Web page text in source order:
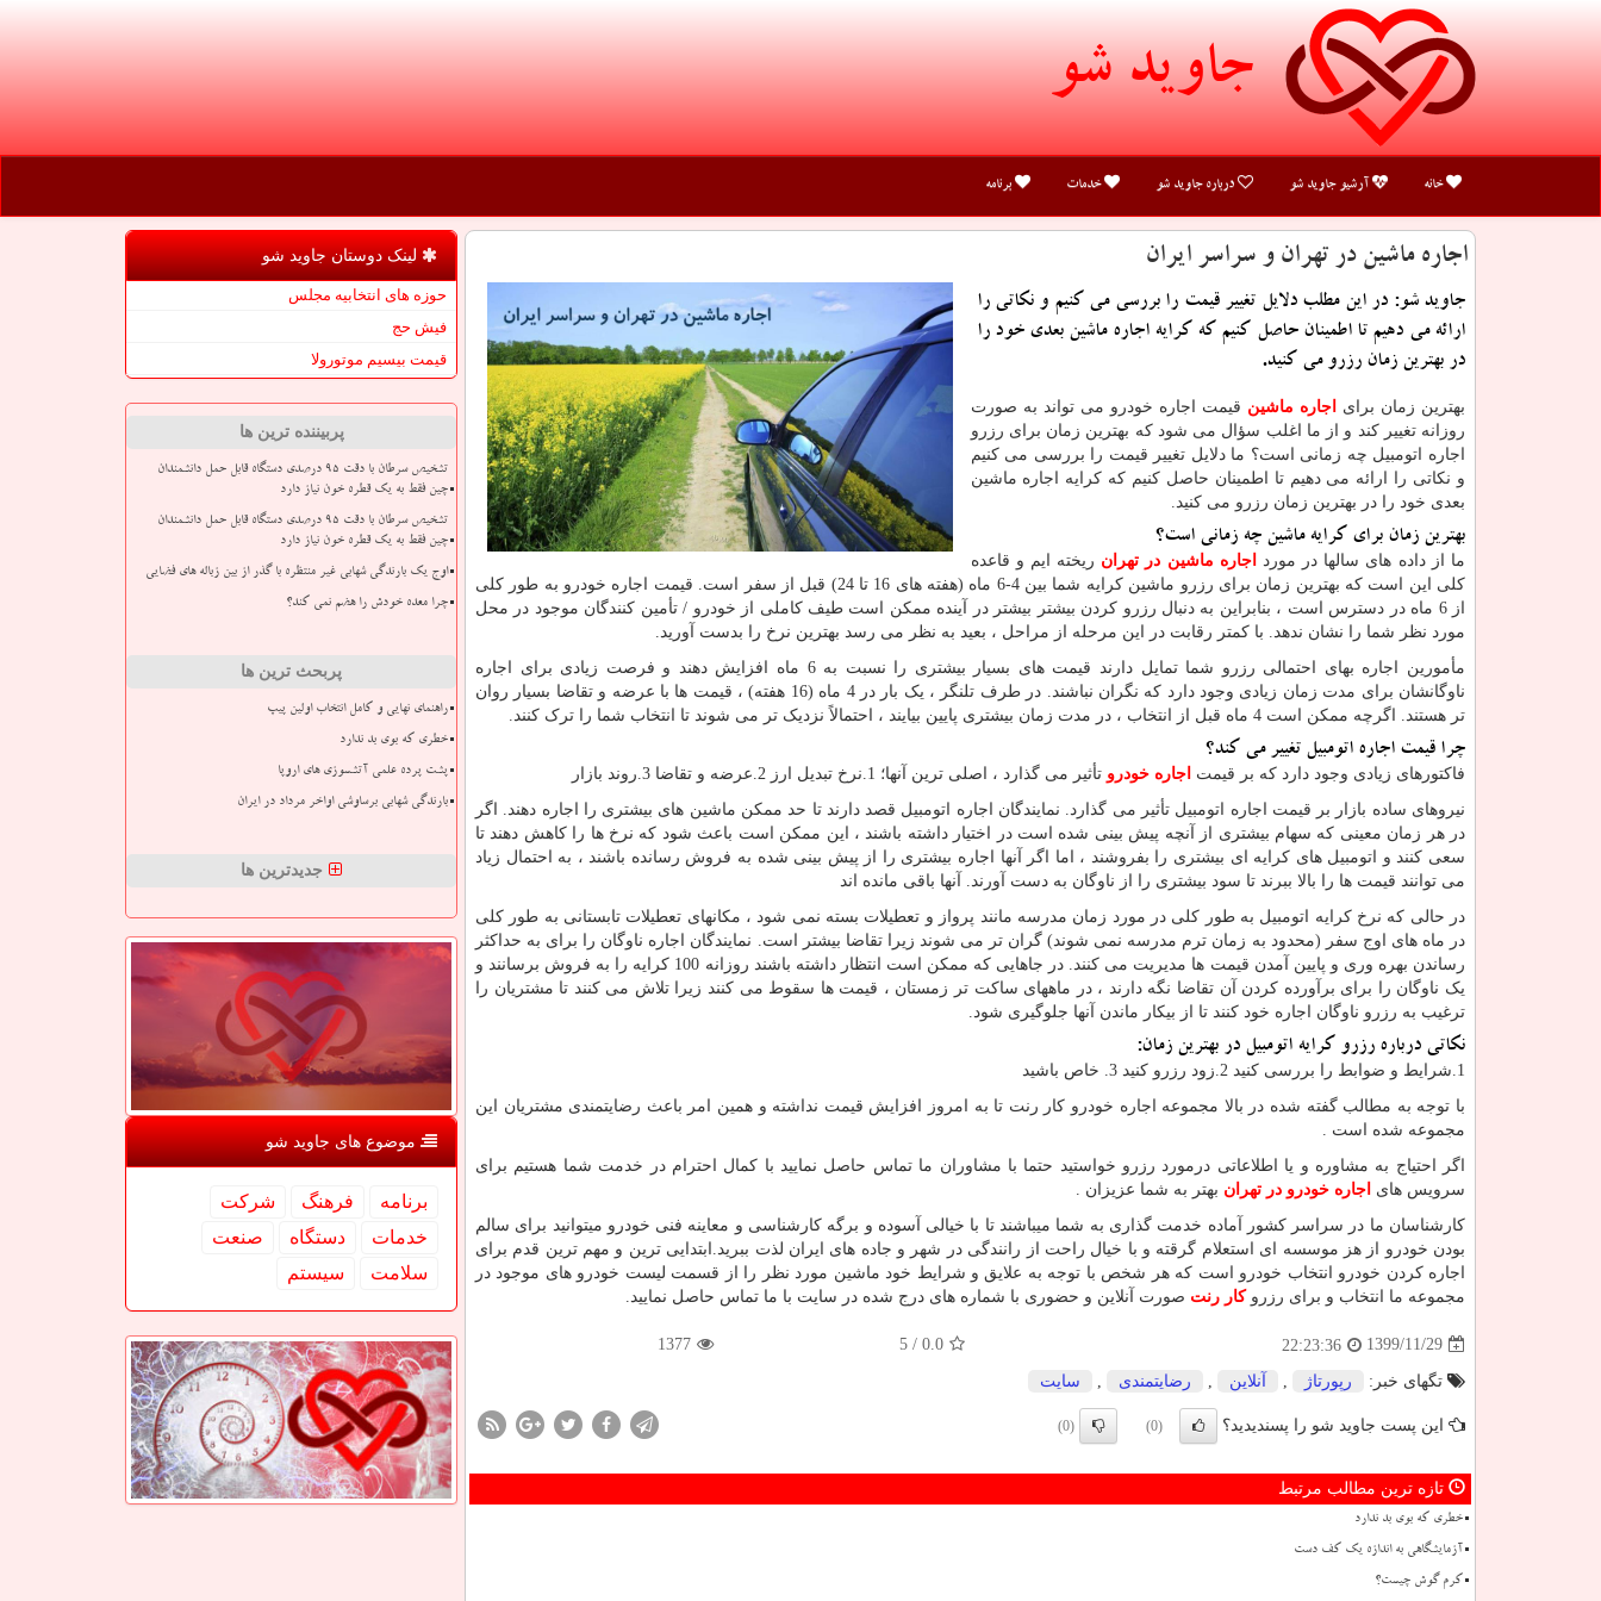
جاوید شو
خانه آرشیو جاوید شو درباره جاوید شو خدمات برنامه
اجاره ماشین در تهران و سراسر ایران
جاوید شو: در این مطلب دلایل تغییر قیمت را بررسی می كنیم و نكاتی را
ارائه می دهیم تا اطمینان حاصل كنیم كه كرایه اجاره ماشین بعدی خود را
در بهترین زمان رزرو می كنید.
بهترین زمان برای اجاره ماشین قیمت اجاره خودرو می تواند به صورت
روزانه تغییر کند و از ما اغلب سؤال می شود که بهترین زمان برای رزرو
اجاره اتومبیل چه زمانی است؟ ما دلایل تغییر قیمت را بررسی می کنیم
و نکاتی را ارائه می دهیم تا اطمینان حاصل کنیم که کرایه اجاره ماشین
بعدی خود را در بهترین زمان رزرو می کنید.
بهترین زمان برای کرایه ماشین چه زمانی است؟
ما از داده های سالها در مورد اجاره ماشین در تهران ریخته ایم و قاعده
کلی این است که بهترین زمان برای رزرو ماشین کرایه شما بین 4-6 ماه (هفته های 16 تا 24) قبل از سفر است. قیمت اجاره خودرو به طور کلی
از 6 ماه در دسترس است ، بنابراین به دنبال رزرو کردن بیشتر بیشتر در آینده ممکن است طیف کاملی از خودرو / تأمین کنندگان موجود در محل
مورد نظر شما را نشان ندهد. با کمتر رقابت در این مرحله از مراحل ، بعید به نظر می رسد بهترین نرخ را بدست آورید.
مأمورین اجاره بهای احتمالی رزرو شما تمایل دارند قیمت های بسیار بیشتری را نسبت به 6 ماه افزایش دهند و فرصت زیادی برای اجاره
ناوگانشان برای مدت زمان زیادی وجود دارد که نگران نباشند. در طرف تلنگر ، یک بار در 4 ماه (16 هفته) ، قیمت ها با عرضه و تقاضا بسیار روان
تر هستند. اگرچه ممکن است 4 ماه قبل از انتخاب ، در مدت زمان بیشتری پایین بیایند ، احتمالاً نزدیک تر می شوند تا انتخاب شما را ترک کنند.
چرا قیمت اجاره اتومبیل تغییر می کند؟
فاکتورهای زیادی وجود دارد که بر قیمت اجاره خودرو تأثیر می گذارد ، اصلی ترین آنها؛ 1.نرخ تبدیل ارز 2.عرضه و تقاضا 3.روند بازار
نیروهای ساده بازار بر قیمت اجاره اتومبیل تأثیر می گذارد. نمایندگان اجاره اتومبیل قصد دارند تا حد ممکن ماشین های بیشتری را اجاره دهند. اگر
در هر زمان معینی که سهام بیشتری از آنچه پیش بینی شده است در اختیار داشته باشند ، این ممکن است باعث شود که نرخ ها را کاهش دهند تا
سعی کنند و اتومبیل های کرایه ای بیشتری را بفروشند ، اما اگر آنها اجاره بیشتری را از پیش بینی شده به فروش رسانده باشند ، به احتمال زیاد
می توانند قیمت ها را بالا ببرند تا سود بیشتری را از ناوگان به دست آورند. آنها باقی مانده اند
در حالی که نرخ کرایه اتومبیل به طور کلی در مورد زمان مدرسه مانند پرواز و تعطیلات بسته نمی شود ، مکانهای تعطیلات تابستانی به طور کلی
در ماه های اوج سفر (محدود به زمان ترم مدرسه نمی شوند) گران تر می شوند زیرا تقاضا بیشتر است. نمایندگان اجاره ناوگان را برای به حداکثر
رساندن بهره وری و پایین آمدن قیمت ها مدیریت می کنند. در جاهایی که ممکن است انتظار داشته باشند روزانه 100 کرایه را به فروش برسانند و
یک ناوگان را برای برآورده کردن آن تقاضا نگه دارند ، در ماههای ساکت تر زمستان ، قیمت ها سقوط می کنند زیرا تلاش می کنند تا مشتریان را
ترغیب به رزرو ناوگان اجاره خود کنند تا از بیکار ماندن آنها جلوگیری شود.
نکاتی درباره رزرو کرایه اتومبیل در بهترین زمان:
1.شرایط و ضوابط را بررسی کنید 2.زود رزرو کنید 3. خاص باشید
با توجه به مطالب گفته شده در بالا مجموعه اجاره خودرو کار رنت تا به امروز افزایش قیمت نداشته و همین امر باعث رضایتمندی مشتریان این
مجموعه شده است .
اگر احتیاج به مشاوره و یا اطلاعاتی درمورد رزرو خواستید حتما با مشاوران ما تماس حاصل نمایید با کمال احترام در خدمت شما هستیم برای
سرویس های اجاره خودرو در تهران بهتر به شما عزیزان .
کارشناسان ما در سراسر کشور آماده خدمت گذاری به شما میباشند تا با خیالی آسوده و برگه کارشناسی و معاینه فنی خودرو میتوانید برای سالم
بودن خودرو از هز موسسه ای استعلام گرقته و با خیال راحت از رانندگی در شهر و جاده های ایران لذت ببرید.ابتدایی ترین و مهم ترین قدم برای
اجاره کردن خودرو انتخاب خودرو است که هر شخص با توجه به علایق و شرایط خود ماشین مورد نظر را از قسمت لیست خودرو های موجود در
مجموعه ما انتخاب و برای رزروکار رنت صورت آنلاین و حضوری با شماره های درج شده در سایت با ما تماس حاصل نمایید.
1399/11/29
22:23:36
0.0
/ 5
1377
تگهای خبر: رپورتاژ آنلاین رضایتمندی سایت
این پست جاوید شو را پسندیدید؟ (0)
(0)
تازه ترین مطالب مرتبط
خطری که بوی بد ندارد
آزمایشگاهی به اندازه یک کف دست
کرم گوش چیست؟
لینک دوستان جاوید شو
حوزه های انتخابیه مجلس
فیش حج
قیمت بیسیم موتورولا
پربیننده ترین ها
تشخیص سرطان با دقت ۹۵ درصدی دستگاه قابل حمل دانشمندان
چین فقط به یک قطره خون نیاز دارد
تشخیص سرطان با دقت ۹۵ درصدی دستگاه قابل حمل دانشمندان
چین فقط به یک قطره خون نیاز دارد
اوج یک بارندگی شهابی غیر منتظره با گذر از بین زباله های فضایی
چرا معده خودش را هضم نمی کند؟
پربحث ترین ها
راهنمای نهایی و کامل انتخاب اولین پیپ
خطری که بوی بد ندارد
پشت پرده علمی آتشسوزی های اروپا
بارندگی شهابی برساوشی اواخر مرداد در ایران
جدیدترین ها
موضوع های جاوید شو
برنامه فرهنگ
شركت
خدمات
دستگاه
صنعت
سلامت
سیستم